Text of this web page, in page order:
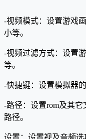
-视频模式：设置游戏
小等。
-视频过滤方式：设置
等。
-快捷键：设置模拟器的
-路径：设置rom及其
路径。
设置：设置视及音频选